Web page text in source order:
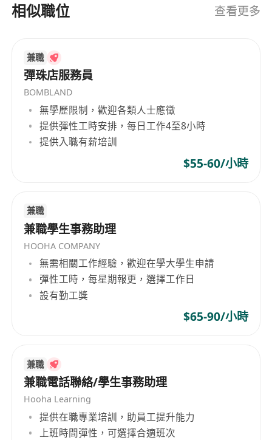
相似職位 查看更多
兼職
彈珠店服務員
BOMBLAND
無學歷限制，歡迎各類人士應徵
提供彈性工時安排，每日工作4至8小時
提供入職有薪培訓
$55-60/小時
兼職
兼職學生事務助理
HOOHA COMPANY
無需相關工作經驗，歡迎在學大學生申請
彈性工時，每星期報更，選擇工作日
設有勤工獎
$65-90/小時
兼職
兼職電話聯絡/學生事務助理
Hooha Learning
提供在職專業培訓，助員工提升能力
上班時間彈性，可選擇合適班次